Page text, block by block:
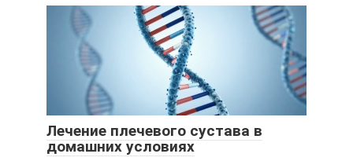
Лечение плечевого сустава в
домашних условиях